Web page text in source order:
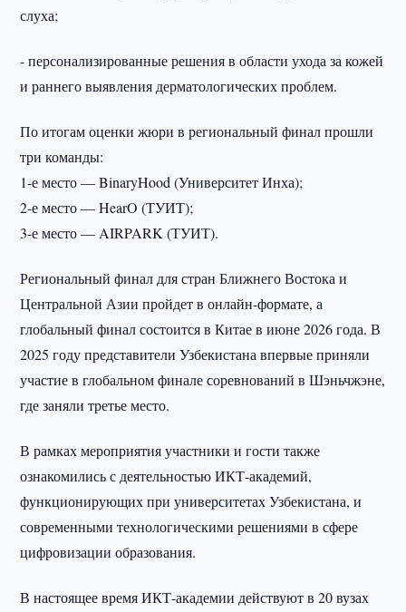
слуха;
- персонализированные решения в области ухода за кожей
и раннего выявления дерматологических проблем.
По итогам оценки жюри в региональный финал прошли
три команды:
1-е место — BinaryHood (Университет Инха);
2-е место — HearO (ТУИТ);
3-е место — AIRPARK (ТУИТ).
Региональный финал для стран Ближнего Востока и
Центральной Азии пройдет в онлайн-формате, а
глобальный финал состоится в Китае в июне 2026 года. В
2025 году представители Узбекистана впервые приняли
участие в глобальном финале соревнований в Шэньчжэне,
где заняли третье место.
В рамках мероприятия участники и гости также
ознакомились с деятельностью ИКТ-академий,
функционирующих при университетах Узбекистана, и
современными технологическими решениями в сфере
цифровизации образования.
В настоящее время ИКТ-академии действуют в 20 вузах